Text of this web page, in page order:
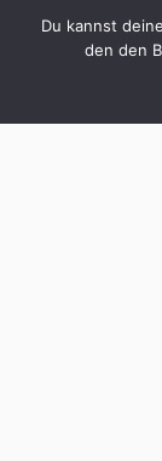
ändert sich
Ast hängt viel
zu passiv-
[…]
Du kannst
den den